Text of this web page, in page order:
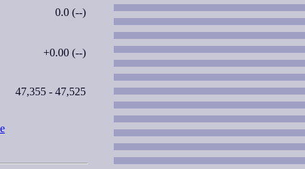
0.0 (--)
+0.00 (--)
47,355 - 47,525